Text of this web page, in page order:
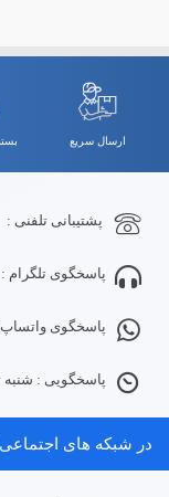
ارسال سریع
پشتیبانی تلفنی :
پاسخگوی تلگرام :
پاسخگوی
پاسخگویی : شنبه تا پنجشنبه 9
در شبکه های